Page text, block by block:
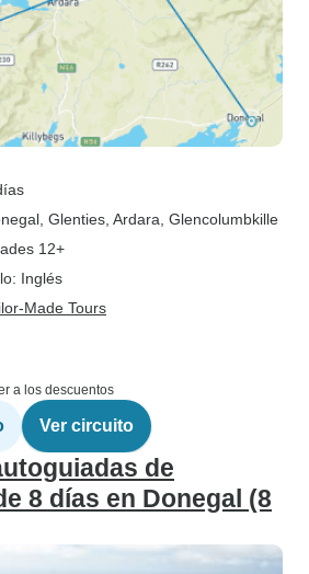
, Glenties , Ardara , Glencolumbkille
12+
Inglés
Made Tours
a los descuentos
Ver circuito
de
8 días en Donegal (8